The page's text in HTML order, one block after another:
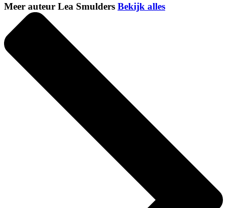
Meer auteur Lea Smulders Bekijk alles